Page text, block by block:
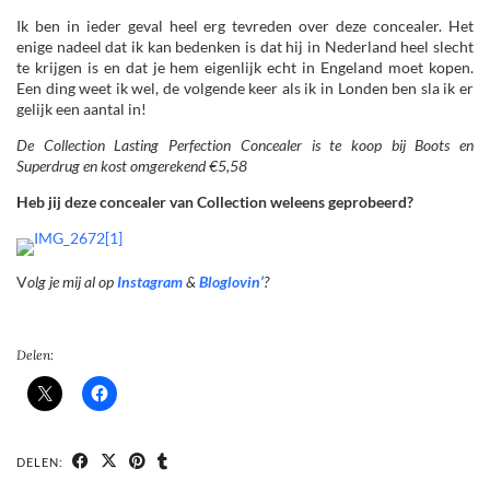
Ik ben in ieder geval heel erg tevreden over deze concealer. Het
enige nadeel dat ik kan bedenken is dat hij in Nederland heel slecht
te krijgen is en dat je hem eigenlijk echt in Engeland moet kopen.
Een ding weet ik wel, de volgende keer als ik in Londen ben sla ik er
gelijk een aantal in!
De Collection Lasting Perfection Concealer is te koop bij Boots en
Superdrug en kost omgerekend €5,58
Heb jij deze concealer van Collection weleens geprobeerd?
Volg je mij al opInstagram& Bloglovin’?
Delen:
DELEN: